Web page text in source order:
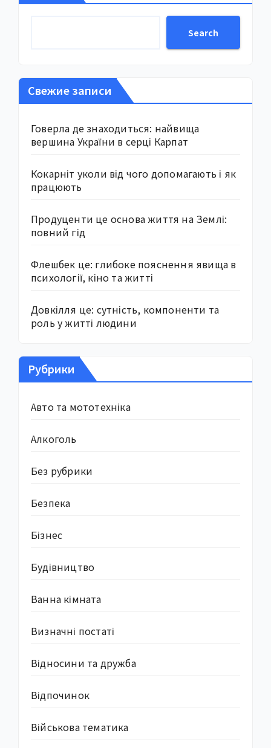
Search
Свежие записи
Говерла де знаходиться: найвища
вершина України в серці Карпат
Кокарніт уколи від чого допомагають і як
працюють
Продуценти це основа життя на Землі:
повний гід
Флешбек це: глибоке пояснення явища в
психології, кіно та житті
Довкілля це: сутність, компоненти та
роль у житті людини
Рубрики
Авто та мототехніка
Алкоголь
Без рубрики
Безпека
Бізнес
Будівництво
Ванна кімната
Визначні постаті
Відносини та дружба
Відпочинок
Військова тематика